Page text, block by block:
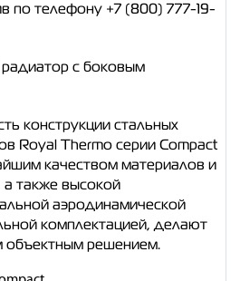
по телефону +7 (800) 777-19-
с боковым
конструкции стальных
Royal Thermo серии Compact
качеством материалов и
также высокой
аэродинамической
комплектацией, делают
объектным решением.